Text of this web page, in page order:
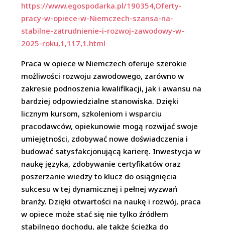
https://www.egospodarka.pl/190354,Oferty-
pracy-w-opiece-w-Niemczech-szansa-na-
stabilne-zatrudnienie-i-rozwoj-zawodowy-w-
2025-roku,1,117,1.html
Praca w opiece w Niemczech oferuje szerokie
możliwości rozwoju zawodowego, zarówno w
zakresie podnoszenia kwalifikacji, jak i awansu na
bardziej odpowiedzialne stanowiska. Dzięki
licznym kursom, szkoleniom i wsparciu
pracodawców, opiekunowie mogą rozwijać swoje
umiejętności, zdobywać nowe doświadczenia i
budować satysfakcjonującą karierę. Inwestycja w
naukę języka, zdobywanie certyfikatów oraz
poszerzanie wiedzy to klucz do osiągnięcia
sukcesu w tej dynamicznej i pełnej wyzwań
branży. Dzięki otwartości na naukę i rozwój, praca
w opiece może stać się nie tylko źródłem
stabilnego dochodu, ale także ścieżką do